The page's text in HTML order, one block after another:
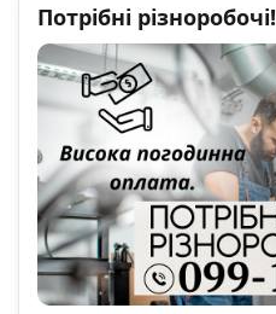
Потрібні різноробочі!